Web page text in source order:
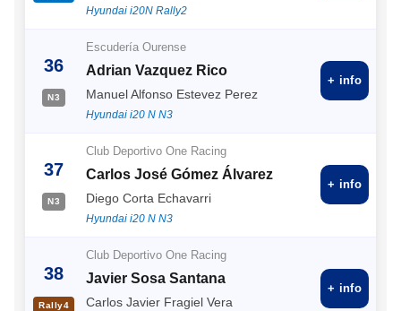
Hyundai i20N Rally2
36
N3
Escudería Ourense
Adrian Vazquez Rico
Manuel Alfonso Estevez Perez
Hyundai i20 N N3
+ info
37
N3
Club Deportivo One Racing
Carlos José Gómez Álvarez
Diego Corta Echavarri
Hyundai i20 N N3
+ info
38
Rally4
Club Deportivo One Racing
Javier Sosa Santana
Carlos Javier Fragiel Vera
+ info